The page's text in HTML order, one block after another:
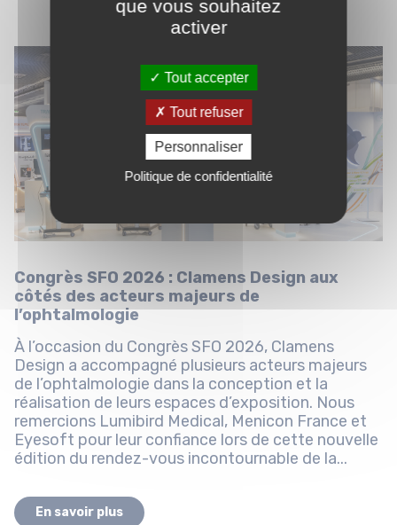
Congrès SFO 2026 : Clamens Design aux
côtés des acteurs majeurs de
l’ophtalmologie
À l’occasion du Congrès SFO 2026, Clamens
Design a accompagné plusieurs acteurs majeurs
de l’ophtalmologie dans la conception et la
réalisation de leurs espaces d’exposition. Nous
remercions Lumibird Medical, Menicon France et
Eyesoft pour leur confiance lors de cette nouvelle
édition du rendez-vous incontournable de la...
En savoir plus
que vous souhaitez
activer
Tout accepter
Tout refuser
Personnaliser
Politique de confidentialité